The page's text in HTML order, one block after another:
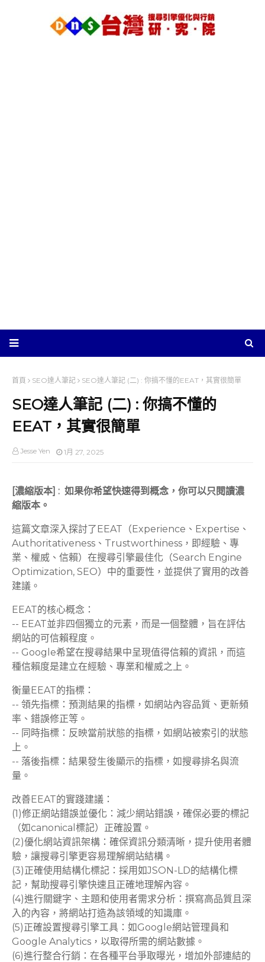
首頁 SEO達人筆記 SEO達人筆記 (二) : 你搞不懂的EEAT，其實很簡單
SEO達人筆記 (二) : 你搞不懂的
EEAT，其實很簡單
Jesse Yen 1月 27, 2025
[濃縮版本] : 如果你希望快速得到概念，你可以只閱讀濃
縮版本。
這篇文章深入探討了EEAT（Experience、Expertise、
Authoritativeness、Trustworthiness，即經驗、專
業、權威、信賴）在搜尋引擎最佳化（Search Engine
Optimization, SEO）中的重要性，並提供了實用的改善
建議。
EEAT的核心概念：
-- EEAT並非四個獨立的元素，而是一個整體，旨在評估
網站的可信賴程度。
-- Google希望在搜尋結果中呈現值得信賴的資訊，而這
種信賴度是建立在經驗、專業和權威之上。
衡量EEAT的指標：
-- 領先指標：預測結果的指標，如網站內容品質、更新頻
率、錯誤修正等。
-- 同時指標：反映當前狀態的指標，如網站被索引的狀態
上。
-- 落後指標：結果發生後顯示的指標，如搜尋排名與流
量。
改善EEAT的實踐建議：
(1)修正網站錯誤並優化：減少網站錯誤，確保必要的標記
（如canonical標記）正確設置。
(2)優化網站資訊架構：確保資訊分類清晰，提升使用者體
驗，讓搜尋引擎更容易理解網站結構。
(3)正確使用結構化標記：採用如JSON-LD的結構化標
記，幫助搜尋引擎快速且正確地理解內容。
(4)進行關鍵字、主題和使用者需求分析：撰寫高品質且深
入的內容，將網站打造為該領域的知識庫。
(5)正確設置搜尋引擎工具：如Google網站管理員和
Google Analytics，以取得所需的網站數據。
(6)進行整合行銷：在各種平台爭取曝光，增加外部連結的